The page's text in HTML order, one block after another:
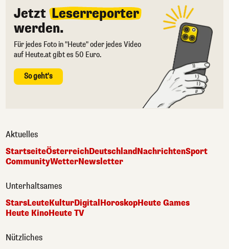
Jetzt Leserreporter
werden.
Für jedes Foto in "Heute" oder jedes Video
auf Heute.at gibt es 50 Euro.
So geht's
Aktuelles
StartseiteÖsterreichDeutschlandNachrichtenSport
CommunityWetterNewsletter
Unterhaltsames
StarsLeuteKulturDigitalHoroskopHeute Games
Heute KinoHeute TV
Nützliches